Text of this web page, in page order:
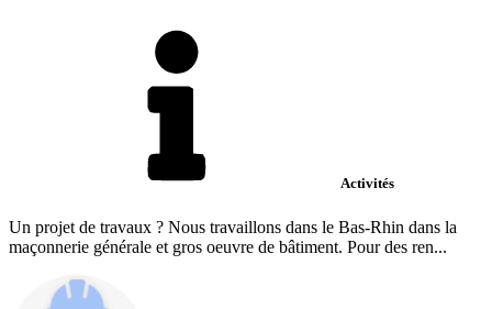
Activités
Un projet de travaux ? Nous travaillons dans le Bas-Rhin dans la
maçonnerie générale et gros oeuvre de bâtiment. Pour des ren...